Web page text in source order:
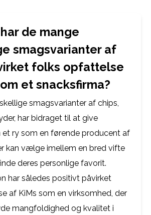
de mange
smagsvarianter af
folks opfattelse
et snacksfirma?
smagsvarianter af chips,
har bidraget til at give
et ry som en førende producent af
kan vælge imellem en bred vifte
deres personlige favorit.
har således positivt påvirket
af KiMs som en virksomhed, der
mangfoldighed og kvalitet i